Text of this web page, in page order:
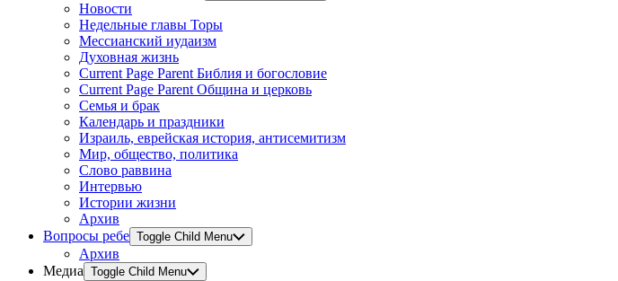
Новости
Недельные главы Торы
Мессианский иудаизм
Духовная жизнь
Current Page Parent Библия и богословие
Current Page Parent Община и церковь
Семья и брак
Календарь и праздники
Израиль, еврейская история, антисемитизм
Мир, общество, политика
Слово раввина
Интервью
Истории жизни
Архив
Вопросы ребе Toggle Child Menu
Архив
Медиа Toggle Child Menu